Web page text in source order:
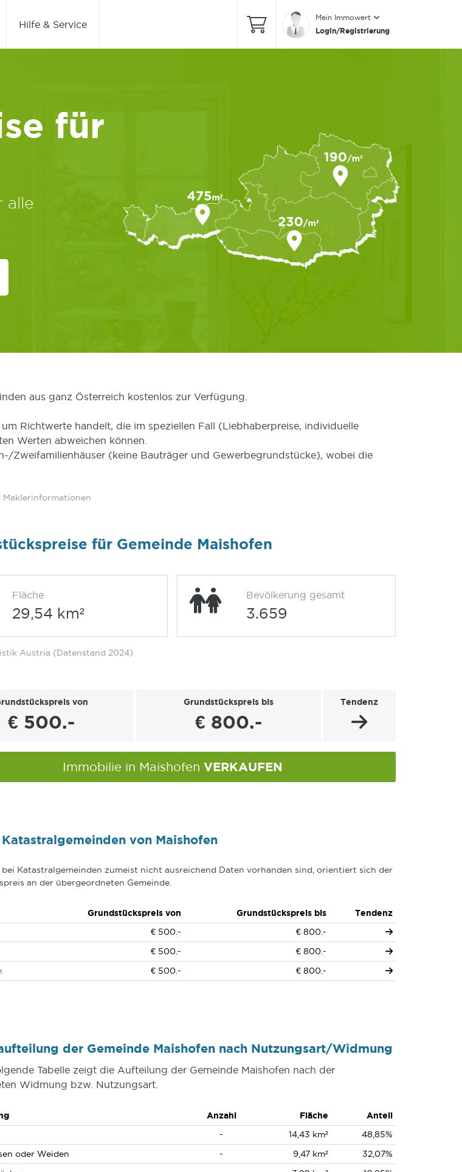
Hilfe & Service
Mein Immowert
Login/Registrierung
für
alle
aus ganz Österreich kostenlos zur Verfügung.
Richtwerte handelt, die im speziellen Fall (Liebhaberpreise, individuelle
Werten abweichen können.
Zweifamilienhäuser (keine Bauträger und Gewerbegrundstücke), wobei die
Maklerinformationen
für Gemeinde Maishofen
Fläche
29,54 km²
Bevölkerung gesamt
3.659
Austria (Datenstand 2024)
von
€ 500.-
Grundstückspreis bis
€ 800.-
Tendenz
Immobilie in Maishofen VERKAUFEN
von Maishofen
bei Katastralgemeinden zumeist nicht ausreichend Daten vorhanden sind, orientiert sich der
an der übergeordneten Gemeinde.
Grundstückspreis von Grundstückspreis bis
Tendenz
€ 500.-
€ 800.-
€ 500.-
€ 800.-
€ 500.- € 800.-
der Gemeinde Maishofen nach Nutzungsart/Widmung
Tabelle zeigt die Aufteilung der Gemeinde Maishofen nach der
Widmung bzw. Nutzungsart.
Anzahl Fläche
Anteil
- 14,43 km²
48,85%
oder Weiden
- 9,47 km²
32,07%